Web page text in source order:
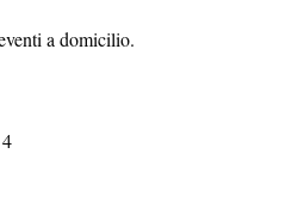
a domicilio.